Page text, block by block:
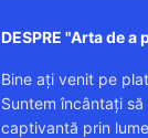
DESPRE "Arta de a
Bine ați venit pe
Suntem încântați
captivantă prin